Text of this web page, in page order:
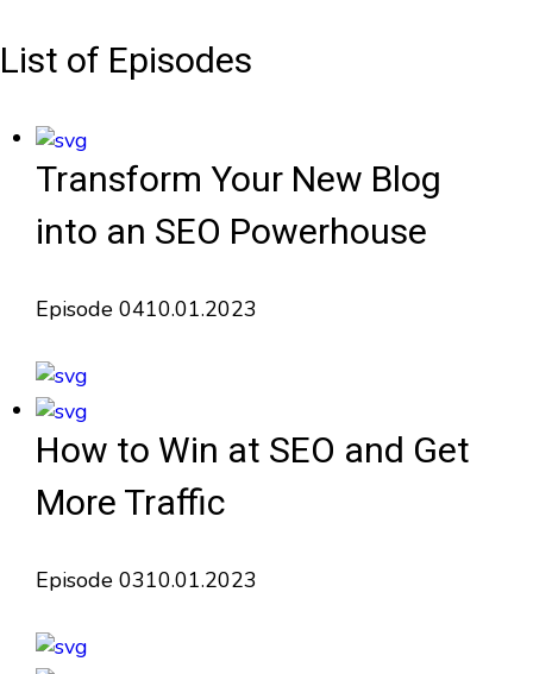
List of Episodes
Transform Your New Blog
into an SEO Powerhouse
Episode 0410.01.2023
How to Win at SEO and Get
More Traffic
Episode 0310.01.2023